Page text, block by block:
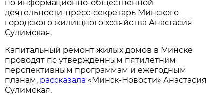
по информационно-общественной
деятельности-пресс-секретарь Минского
городского жилищного хозяйства Анастасия
Сулимская.
Капитальный ремонт жилых домов в Минске
проводят по утвержденным пятилетним
перспективным программам и ежегодным
планам, рассказала «Минск-Новости» Анастасия
Сулимская.